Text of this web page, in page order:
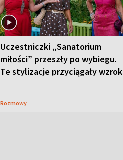
Uczestniczki „Sanatorium
miłości” przeszły po wybiegu.
Te stylizacje przyciągały wzrok
Rozmowy